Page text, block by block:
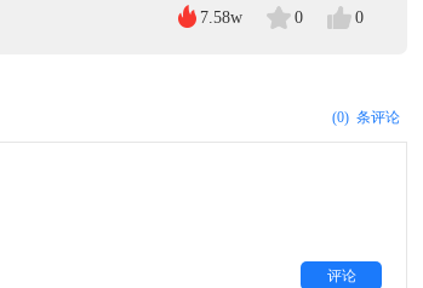
7.58w 0 0
(0) 条评论
评论